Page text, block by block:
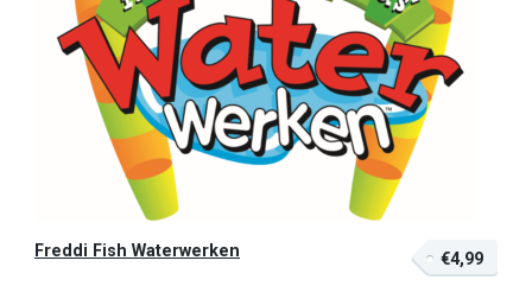
Freddi Fish Waterwerken €4,99